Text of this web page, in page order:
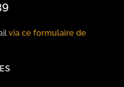
via ce formulaire de